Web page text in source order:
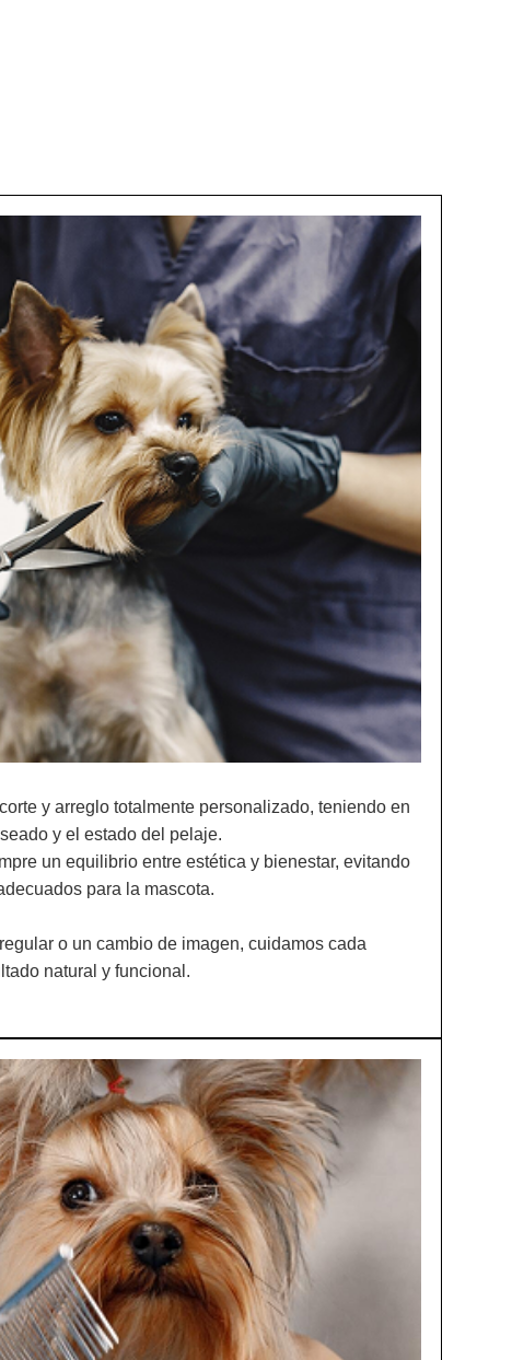
y arreglo totalmente personalizado, teniendo en
y el estado del pelaje.
un equilibrio entre estética y bienestar, evitando
para la mascota.
o un cambio de imagen, cuidamos cada
natural y funcional.